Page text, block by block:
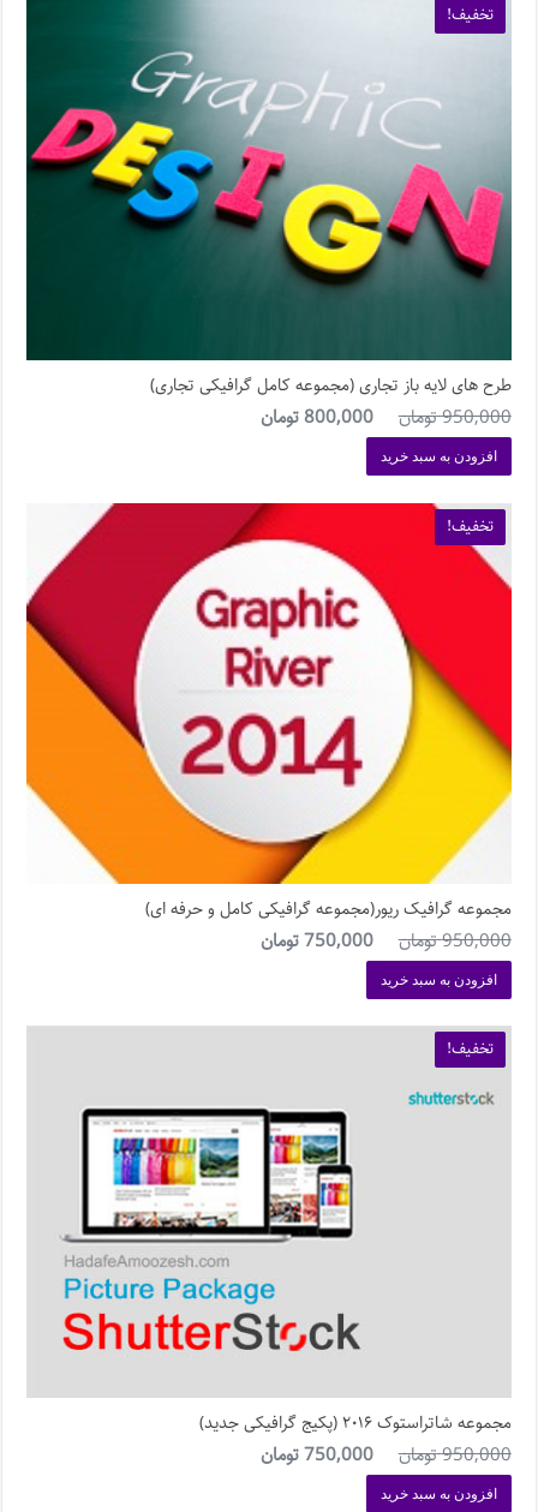
تخفیف!
طرح های لایه باز تجاری (مجموعه کامل گرافیکی تجاری)
950,000تومان 800,000تومان
افزودن به سبد خرید
تخفیف!
مجموعه گرافیک ریور(مجموعه گرافیکی کامل و حرفه ای)
950,000تومان 750,000تومان
افزودن به سبد خرید
تخفیف!
مجموعه شاتراستوک ۲۰۱۶ (پکیج گرافیکی جدید)
950,000تومان 750,000تومان
افزودن به سبد خرید